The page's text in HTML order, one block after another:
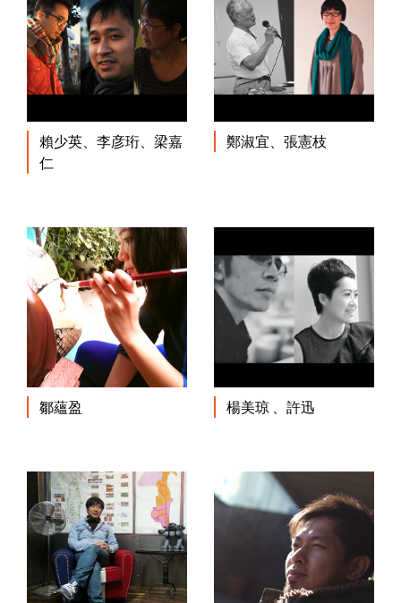
賴少英、李彦珩、梁嘉
仁
鄭淑宜、張憲枝
鄒蘊盈 楊美琼 、許迅